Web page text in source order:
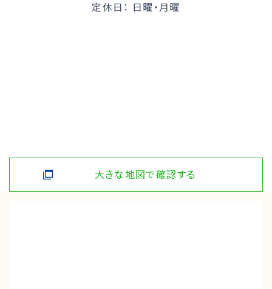
定休日： 日曜・月曜
大きな地図で確認する